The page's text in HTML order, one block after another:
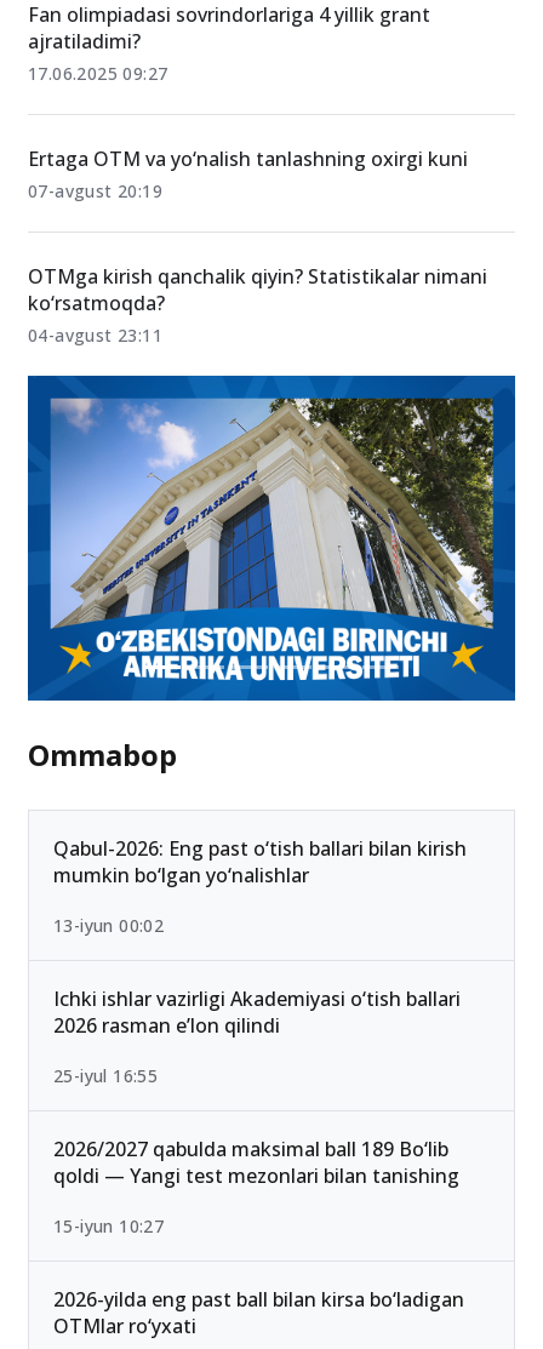
Fan olimpiadasi sovrindorlariga 4 yillik grant
ajratiladimi?
17.06.2025 09:27
Ertaga OTM va yo‘nalish tanlashning oxirgi kuni
07-avgust 20:19
OTMga kirish qanchalik qiyin? Statistikalar nimani
ko‘rsatmoqda?
04-avgust 23:11
Ommabop
Qabul-2026: Eng past o‘tish ballari bilan kirish
mumkin bo‘lgan yo‘nalishlar
13-iyun 00:02
Ichki ishlar vazirligi Akademiyasi o‘tish ballari
2026 rasman e’lon qilindi
25-iyul 16:55
2026/2027 qabulda maksimal ball 189 Bo‘lib
qoldi — Yangi test mezonlari bilan tanishing
15-iyun 10:27
2026-yilda eng past ball bilan kirsa bo‘ladigan
OTMlar ro‘yxati